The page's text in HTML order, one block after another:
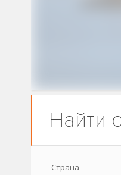
Найти
Страна